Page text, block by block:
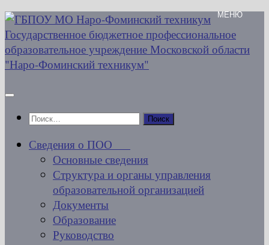
Перейти
к
содержимому
Найти:
Сведения о ПОО
Основные сведения
Структура и органы управления
образовательной организацией
Документы
Образование
Руководство